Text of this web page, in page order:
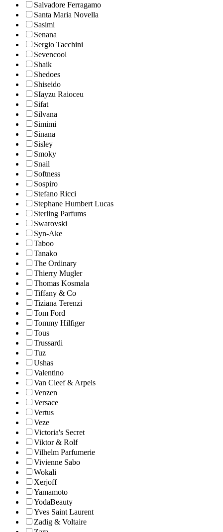
Salvadore Ferragamo
Santa Maria Novella
Sasimi
Senana
Sergio Tacchini
Sevencool
Shaik
Shedoes
Shiseido
SIayzu Raioceu
Sifat
Silvana
Simimi
Sinana
Sisley
Smoky
Snail
Softness
Sospiro
Stefano Ricci
Stephane Humbert Lucas
Sterling Parfums
Swarovski
Syn-Ake
Taboo
Tanako
The Ordinary
Thierry Mugler
Thomas Kosmala
Tiffany & Co
Tiziana Terenzi
Tom Ford
Tommy Hilfiger
Tous
Trussardi
Tuz
Ushas
Valentino
Van Cleef & Arpels
Venzen
Versace
Vertus
Veze
Victoria's Secret
Viktor & Rolf
Vilhelm Parfumerie
Vivienne Sabo
Wokali
Xerjoff
Yamamoto
YodaBeauty
Yves Saint Laurent
Zadig & Voltaire